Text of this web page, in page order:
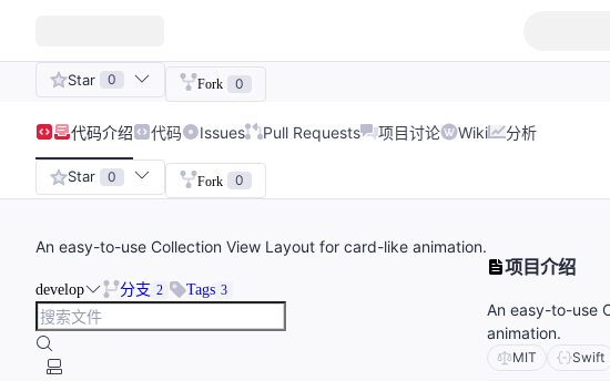
Star 0 Fork 0
代码介绍 代码 Issues Pull Requests 项目讨论 Wiki 分析
Star 0 Fork 0
An easy-to-use Collection View Layout for card-like animation.
develop 分支 2 Tags 3
项目介绍
An easy-to-use
animation.
MIT Swift